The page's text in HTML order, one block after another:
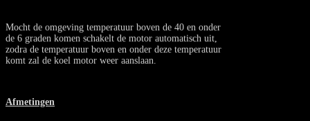
Mocht de omgeving temperatuur boven de 40 en onder
de 6 graden komen schakelt de motor automatisch uit,
zodra de temperatuur boven en onder deze temperatuur
komt zal de koel motor weer aanslaan.
Afmetingen